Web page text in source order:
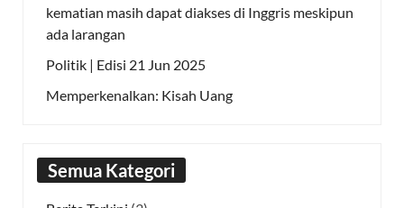
kematian masih dapat diakses di Inggris meskipun
ada larangan
Politik | Edisi 21 Jun 2025
Memperkenalkan: Kisah Uang
Semua Kategori